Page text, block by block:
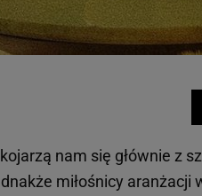
nam się głównie z
miłośnicy